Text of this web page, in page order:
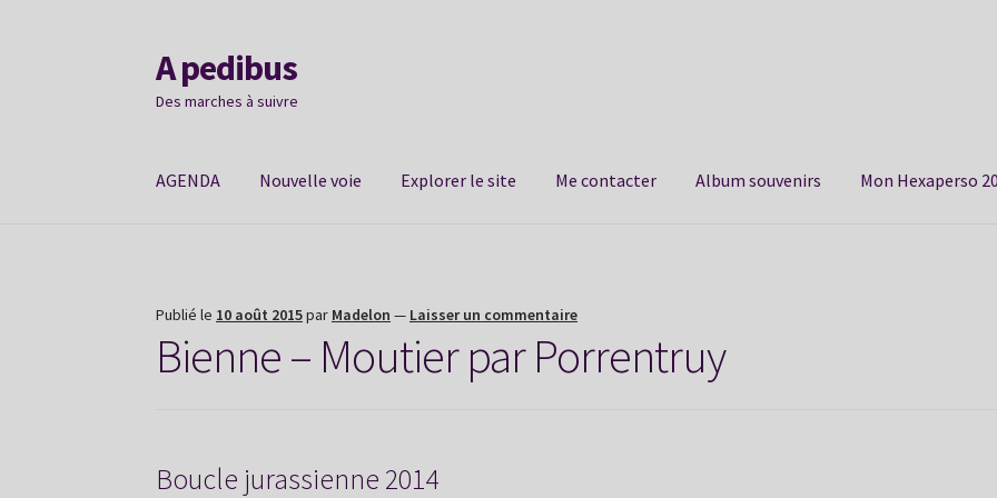
Aller
à
la
Aller
au
contenu
A pedibus
Des marches à suivre
AGENDA Nouvelle voie Explorer le site Me contacter Album souvenirs Mon Hexaperso
Publié le 10 août 2015par Madelon — Laisser un commentaire
Bienne – Moutier par Porrentruy
Boucle jurassienne 2014